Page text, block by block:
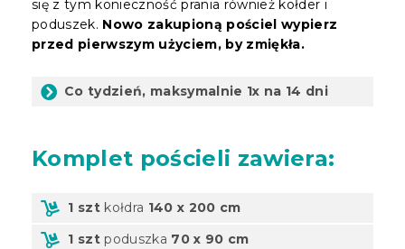
się z tym konieczność prania również kołder i
poduszek. Nowo zakupioną pościel wypierz
przed pierwszym użyciem, by zmiękła.
Co tydzień, maksymalnie 1x na 14 dni
Komplet pościeli zawiera:
1 szt kołdra 140 x 200 cm
1 szt poduszka 70 x 90 cm